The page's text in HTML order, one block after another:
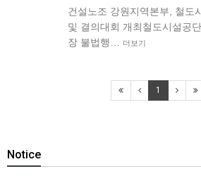
건설노조 강원지역본부, 철도
및 결의대회 개최철도시설공
장 불법행…
더보기
1
Notice